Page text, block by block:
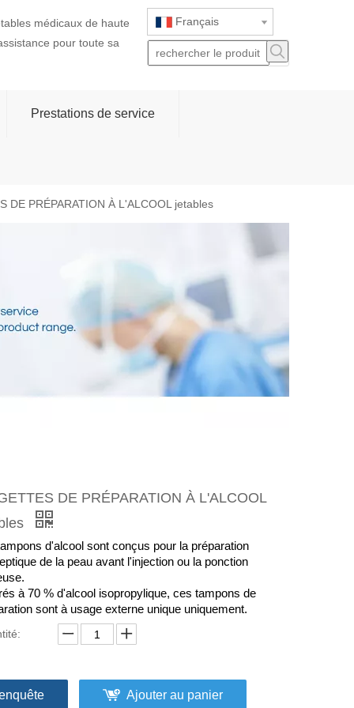
médicaux de haute
pour toute sa
Français
Prestations de service
DE PRÉPARATION À L'ALCOOL jetables
DE PRÉPARATION À L'ALCOOL
d'alcool sont conçus pour la préparation
de la peau avant l'injection ou la ponction
à 70 % d'alcool isopropylique, ces tampons de
sont à usage externe unique uniquement.
Ajouter au panier